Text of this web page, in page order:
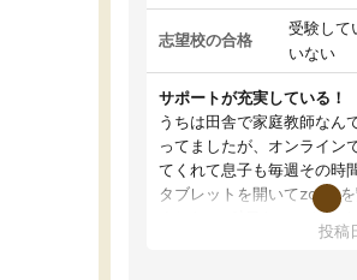
志望校の合格
受験して
いない
サポートが充実している！
うちは田舎で家庭教師なん
ってましたが、オンライン
てくれて息子も毎週その時
タブレットを開いてzoom
ました！5科目なんでもOK
投稿